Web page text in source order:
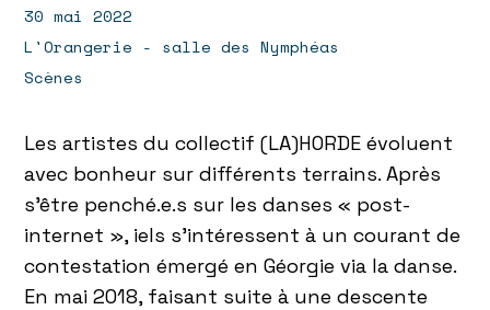
30 mai 2022
L'Orangerie - salle des Nymphéas
Scènes
Les artistes du collectif (LA)HORDE évoluent
avec bonheur sur différents terrains. Après
s’être penché.e.s sur les danses « post-
internet », iels s’intéressent à un courant de
contestation émergé en Géorgie via la danse.
En mai 2018, faisant suite à une descente